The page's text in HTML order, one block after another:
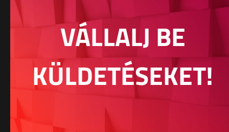
VÁLLALJ BE
KÜLDETÉSEKET!